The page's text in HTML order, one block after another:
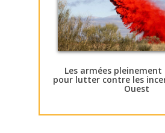
Les armées pleinement
pour lutter contre les
Ouest